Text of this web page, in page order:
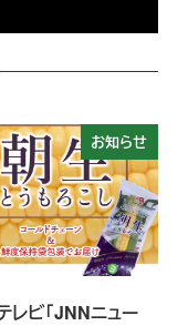
お知らせ
レビ「JNNニュー